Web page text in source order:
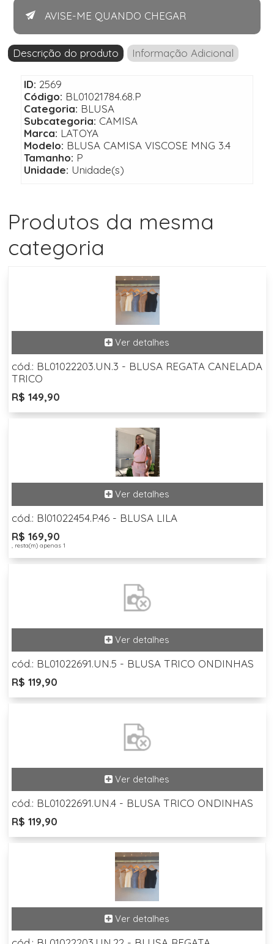
AVISE-ME QUANDO CHEGAR
Descrição do produto Informação Adicional
ID: 2569
Código: BL01021784.68.P
Categoria: BLUSA
Subcategoria: CAMISA
Marca: LATOYA
Modelo: BLUSA CAMISA VISCOSE MNG 3.4
Tamanho: P
Unidade: Unidade(s)
Produtos da mesma
categoria
cód.: BL01022203.UN.3 - BLUSA REGATA CANELADA
TRICO
R$ 149,90
cód.: Bl01022454.P.46 - BLUSA LILA
R$ 169,90
, resta(m) apenas 1
cód.: BL01022691.UN.5 - BLUSA TRICO ONDINHAS
R$ 119,90
cód.: BL01022691.UN.4 - BLUSA TRICO ONDINHAS
R$ 119,90